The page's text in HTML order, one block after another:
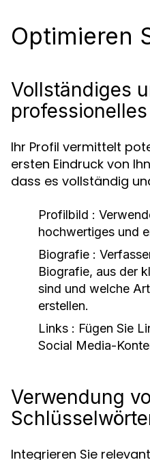
Optimieren
Vollständiges
Ihr Profil vermittelt
ersten Eindruck von
dass es vollständig
Profilbild :
hochwertiges und
Biografie :
Biografie, aus der
sind und welche
erstellen.
Links : Fügen Sie
Social Media-
Verwendung
Integrieren Sie